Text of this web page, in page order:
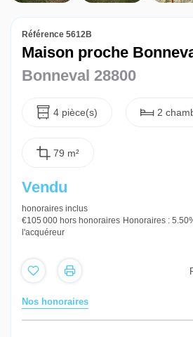
Référence 5612B
Maison proche
Bonneval 28800
4 pièce(s) 2
79 m²
Vendu
honoraires inclus
€105 000 hors honoraires Honoraires :
l'acquéreur
Nos honoraires